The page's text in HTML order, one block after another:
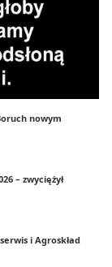
nowym
– zwyciężył
i Agroskład